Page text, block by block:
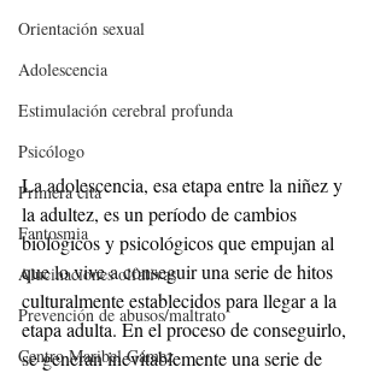
Orientación sexual
Adolescencia
Estimulación cerebral profunda
Psicólogo
Primera cita
Fantosmia
Alucinaciones olfativas
Prevención de abusos/maltrato
Centro Maribel Gámez
La adolescencia, esa etapa entre la niñez y
la adultez, es un período de cambios
biológicos y psicológicos que empujan al
que lo vive a conseguir una serie de hitos
culturalmente establecidos para llegar a la
etapa adulta. En el proceso de conseguirlo,
se generan inevitablemente una serie de